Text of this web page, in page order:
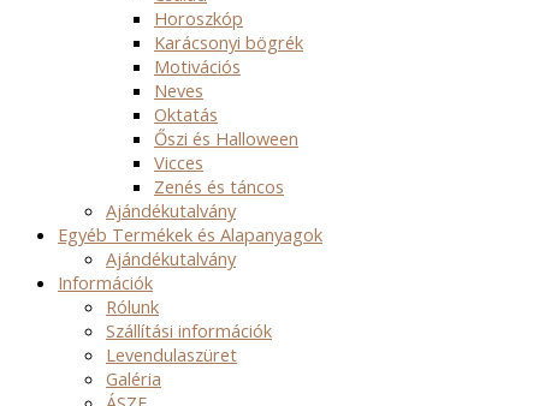
Horoszkóp
Karácsonyi bögrék
Motivációs
Neves
Oktatás
Őszi és Halloween
Vicces
Zenés és táncos
Ajándékutalvány
Egyéb Termékek és Alapanyagok
Ajándékutalvány
Információk
Rólunk
Szállítási információk
Levendulaszüret
Galéria